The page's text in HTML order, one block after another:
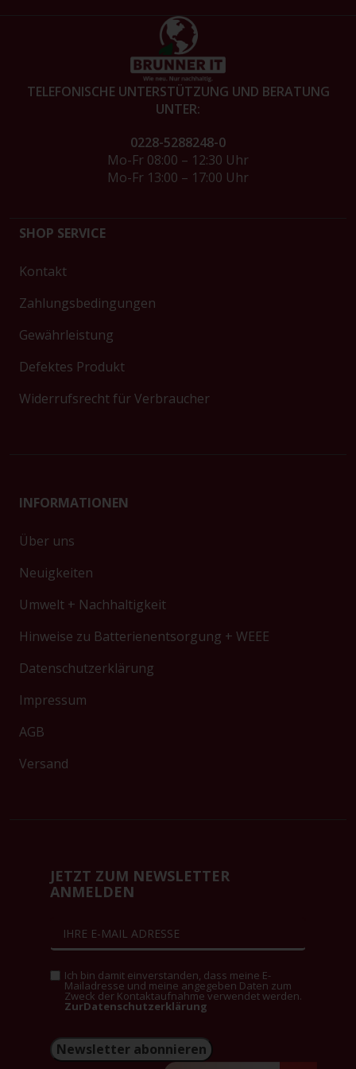
TELEFONISCHE UNTERSTÜTZUNG UND BERATUNG
UNTER:
0228-5288248-0
Mo-Fr 08:00 – 12:30 Uhr
Mo-Fr 13:00 – 17:00 Uhr
SHOP SERVICE
Kontakt
Zahlungsbedingungen
Gewährleistung
Defektes Produkt
Widerrufsrecht für Verbraucher
INFORMATIONEN
Über uns
Neuigkeiten
Umwelt + Nachhaltigkeit
Hinweise zu Batterienentsorgung + WEEE
Datenschutzerklärung
Impressum
AGB
Versand
JETZT ZUM NEWSLETTER
ANMELDEN
Ich bin damit einverstanden, dass meine E-
Mailadresse und meine angegeben Daten zum
Zweck der Kontaktaufnahme verwendet werden.
ZurDatenschutzerklärung
Newsletter abonnieren